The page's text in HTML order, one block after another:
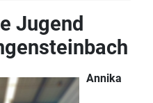
Jugend
Annika